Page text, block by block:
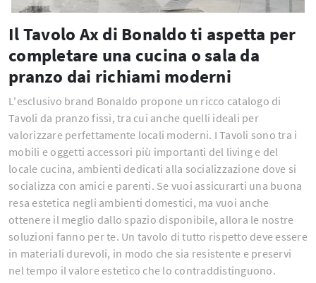
Il Tavolo Ax di Bonaldo ti aspetta per
completare una cucina o sala da
pranzo dai richiami moderni
L'esclusivo brand Bonaldo propone un ricco catalogo di
Tavoli da pranzo fissi, tra cui anche quelli ideali per
valorizzare perfettamente locali moderni. I Tavoli sono tra i
mobili e oggetti accessori più importanti del living e del
locale cucina, ambienti dedicati alla socializzazione dove si
socializza con amici e parenti. Se vuoi assicurarti una buona
resa estetica negli ambienti domestici, ma vuoi anche
ottenere il meglio dallo spazio disponibile, allora le nostre
soluzioni fanno per te. Un tavolo di tutto rispetto deve essere
in materiali durevoli, in modo che sia resistente e preservi
nel tempo il valore estetico che lo contraddistinguono.